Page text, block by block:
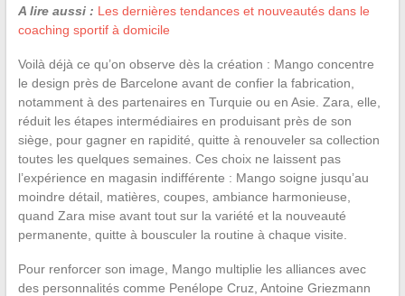
A lire aussi : Les dernières tendances et nouveautés dans le
coaching sportif à domicile
Voilà déjà ce qu’on observe dès la création : Mango concentre
le design près de Barcelone avant de confier la fabrication,
notamment à des partenaires en Turquie ou en Asie. Zara, elle,
réduit les étapes intermédiaires en produisant près de son
siège, pour gagner en rapidité, quitte à renouveler sa collection
toutes les quelques semaines. Ces choix ne laissent pas
l’expérience en magasin indifférente : Mango soigne jusqu’au
moindre détail, matières, coupes, ambiance harmonieuse,
quand Zara mise avant tout sur la variété et la nouveauté
permanente, quitte à bousculer la routine à chaque visite.
Pour renforcer son image, Mango multiplie les alliances avec
des personnalités comme Penélope Cruz, Antoine Griezmann